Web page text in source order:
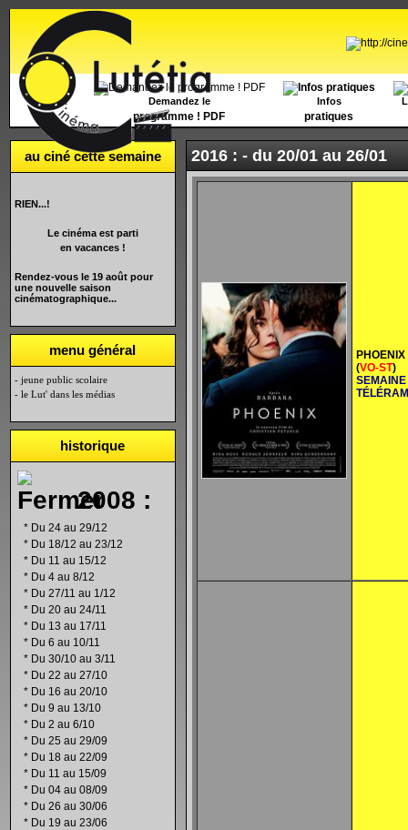
Accueil Demandez le
programme ! PDF
Infos
pratiques
au ciné cette semaine
RIEN...!
Le cinéma est parti
en vacances !
Rendez-vous le 19 août pour
une nouvelle saison
cinématographique...
menu général
- jeune public scolaire
- le Lut' dans les médias
historique
2008 :
* Du 24 au 29/12
* Du 18/12 au 23/12
* Du 11 au 15/12
* Du 4 au 8/12
* Du 27/11 au 1/12
* Du 20 au 24/11
* Du 13 au 17/11
* Du 6 au 10/11
* Du 30/10 au 3/11
* Du 22 au 27/10
* Du 16 au 20/10
* Du 9 au 13/10
* Du 2 au 6/10
* Du 25 au 29/09
* Du 18 au 22/09
* Du 11 au 15/09
* Du 04 au 08/09
* Du 26 au 30/06
* Du 19 au 23/06
2016 : - du 20/01 au 26/01
PHOENIX
(VO-ST)
SEMAINE